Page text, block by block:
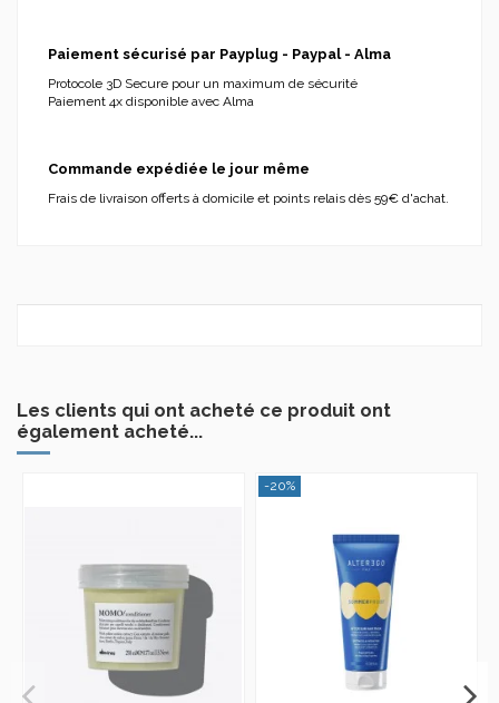
Paiement sécurisé par Payplug - Paypal - Alma
Protocole 3D Secure pour un maximum de sécurité
Paiement 4x disponible avec Alma
Commande expédiée le jour même
Frais de livraison offerts à domicile et points relais dès 59€ d'achat.
Les clients qui ont acheté ce produit ont
également acheté...
-20%